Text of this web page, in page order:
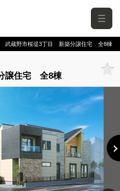
武蔵野市桜堤3丁目 新築分譲住宅 全8棟
譲住宅 全8棟